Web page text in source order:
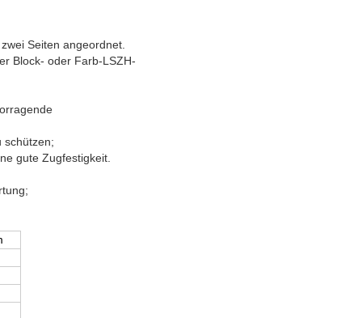
Seiten angeordnet.
Block- oder Farb-LSZH-
schützen;
gute Zugfestigkeit.